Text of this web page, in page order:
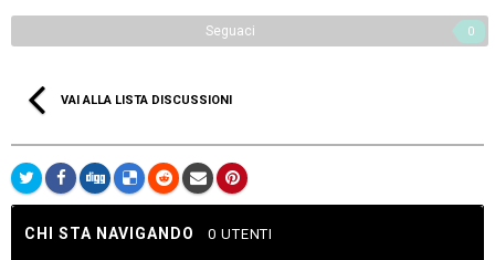
Seguaci 0
VAI ALLA LISTA DISCUSSIONI
CHI STA NAVIGANDO 0 UTENTI